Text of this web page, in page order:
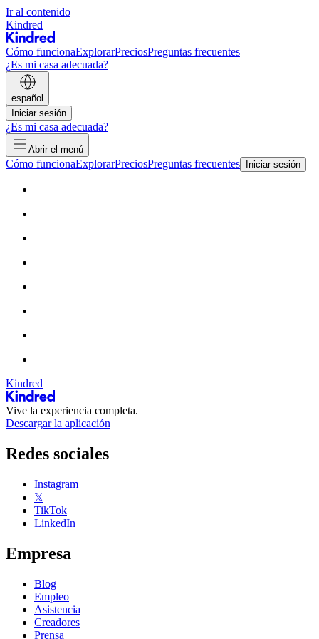
Ir al contenido
Kindred
Cómo funcionaExplorarPreciosPreguntas frecuentes
¿Es mi casa adecuada?
español
Iniciar sesión
¿Es mi casa adecuada?
Abrir el menú
Cómo funcionaExplorarPreciosPreguntas frecuentes Iniciar sesión
Kindred
Vive la experiencia completa.
Descargar la aplicación
Redes sociales
Instagram
𝕏
TikTok
LinkedIn
Empresa
Blog
Empleo
Asistencia
Creadores
Prensa